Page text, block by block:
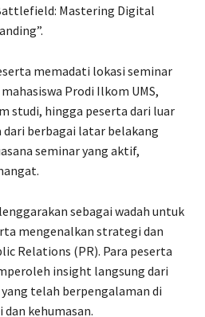
Mastering Digital
memadati lokasi seminar
Prodi Ilkom UMS,
studi, hingga peserta dari luar
dari berbagai latar belakang
seminar yang aktif,
sebagai wadah untuk
mengenalkan strategi dan
Relations (PR). Para peserta
insight langsung dari
telah berpengalaman di
kehumasan.